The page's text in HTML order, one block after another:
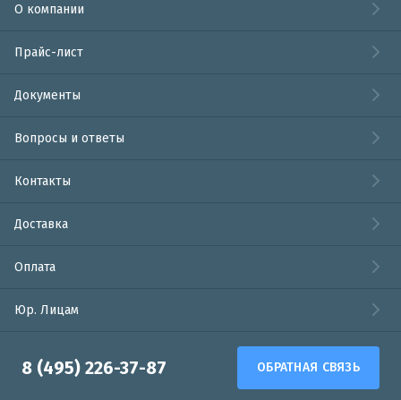
О компании
Прайс-лист
Документы
Вопросы и ответы
Контакты
Доставка
Оплата
Юр. Лицам
8 (495) 226-37-87 ОБРАТНАЯ СВЯЗЬ